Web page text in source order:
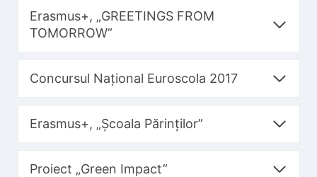
Erasmus+, „GREETINGS FROM
TOMORROW”
Concursul Național Euroscola 2017
Erasmus+, „Școala Părinților”
Proiect „Green Impact”